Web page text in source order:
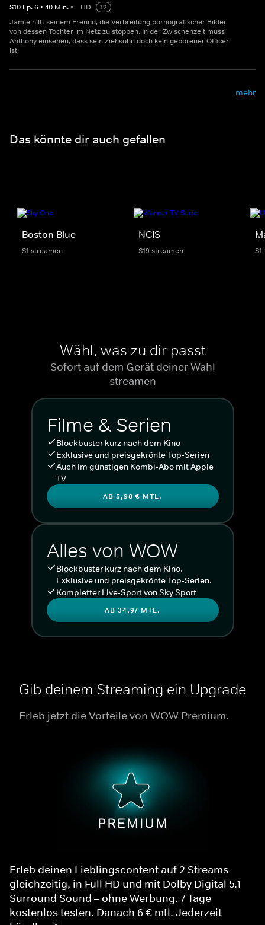
S10 Ep.6 • 40 Min. • HD
12
Jamie hilft seinem Freund, die Verbreitung pornografischer Bilder
von dessen Tochter im Netz zu stoppen. In der Zwischenzeit muss
Anthony einsehen, dass sein Ziehsohn doch kein geborener Officer
ist.
mehr
Das könnte dir auch gefallen
Boston Blue
S1 streamen
NCIS
S19 streamen
Wähl, was zu dir passt
Sofort auf dem Gerät deiner Wahl
streamen
Filme & Serien
Blockbuster kurz nach dem Kino
Exklusive und preisgekrönte Top-Serien
Auch im günstigen Kombi-Abo mit Apple
TV
AB 5,98 € MTL.
Alles von WOW
Blockbuster kurz nach dem Kino.
Exklusive und preisgekrönte Top-Serien.
Kompletter Live-Sport von Sky Sport
AB 34,97 MTL.
Gib deinem Streaming ein Upgrade
Erleb jetzt die Vorteile von WOW Premium.
Erleb deinen Lieblingscontent auf 2 Streams
gleichzeitig, in Full HD und mit Dolby Digital 5.1
Surround Sound – ohne Werbung. 7 Tage
kostenlos testen. Danach 6 € mtl. Jederzeit